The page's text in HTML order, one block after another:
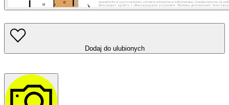
Dodaj do ulubionych